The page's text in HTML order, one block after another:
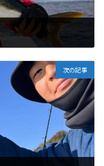
次の記事